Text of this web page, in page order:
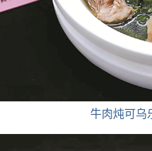
牛肉炖可乌